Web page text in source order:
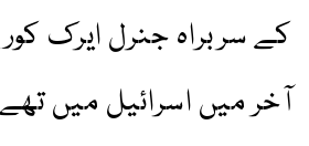
کے سربراہ جنرل ایرک
آخر میں اسرائیل میں تھے